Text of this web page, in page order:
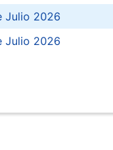
Julio 2026
Julio 2026